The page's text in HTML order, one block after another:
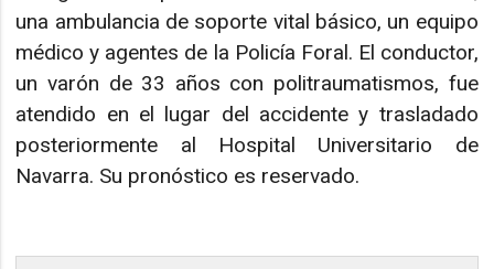
una ambulancia de soporte vital básico, un equipo
médico y agentes de la Policía Foral. El conductor,
un varón de 33 años con politraumatismos, fue
atendido en el lugar del accidente y trasladado
posteriormente al Hospital Universitario de
Navarra. Su pronóstico es reservado.